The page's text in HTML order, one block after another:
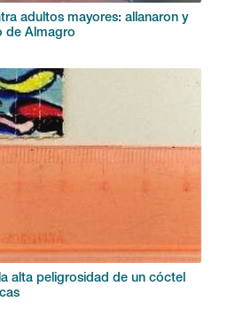
alta peligrosidad de un cóctel